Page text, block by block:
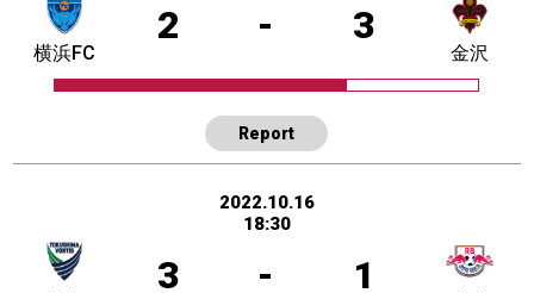
2 - 3
横浜FC 金沢
Report
2022.10.16
18:30
3 - 1